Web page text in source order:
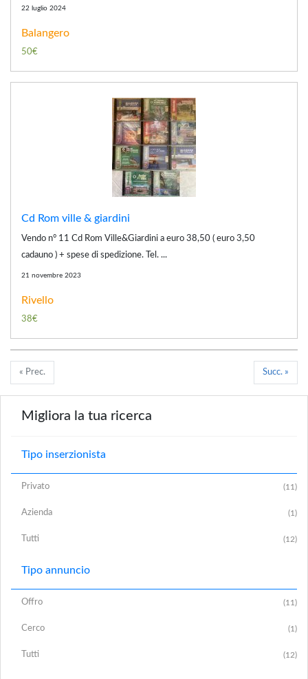
22 luglio 2024
Balangero
50€
Cd Rom ville & giardini
Vendo n° 11 Cd Rom Ville&Giardini a euro 38,50 ( euro 3,50
cadauno ) + spese di spedizione. Tel. ...
21 novembre 2023
Rivello
38€
« Prec. Succ. »
Migliora la tua ricerca
Tipo inserzionista
Privato (11)
Azienda (1)
Tutti (12)
Tipo annuncio
Offro (11)
Cerco (1)
Tutti (12)